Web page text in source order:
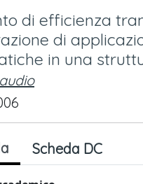
di efficienza
di
in una
Scheda DC